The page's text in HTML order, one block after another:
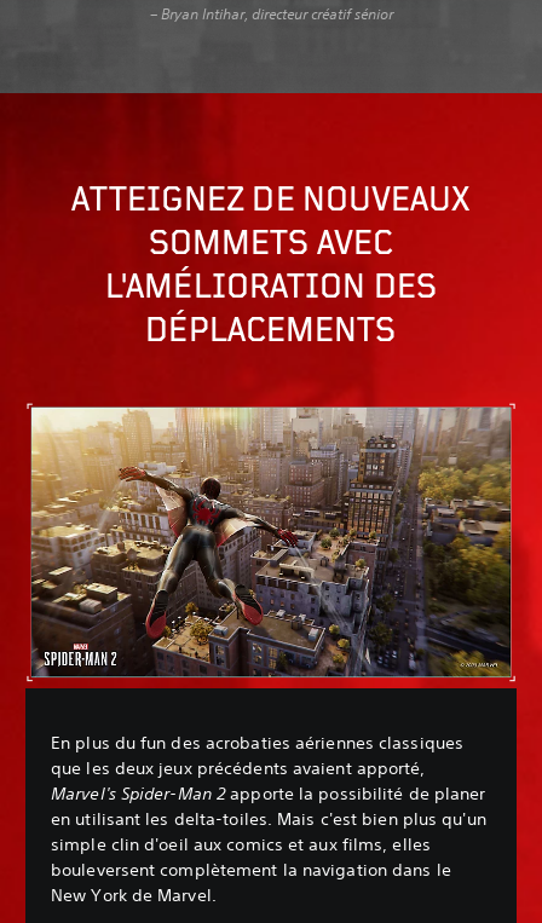
– Bryan Intihar, directeur créatif sénior
ATTEIGNEZ DE NOUVEAUX
SOMMETS AVEC
L'AMÉLIORATION DES
DÉPLACEMENTS
En plus du fun des acrobaties aériennes classiques
que les deux jeux précédents avaient apporté,
Marvel's Spider-Man 2apporte la possibilité de planer
en utilisant les delta-toiles. Mais c'est bien plus qu'un
simple clin d'oeil aux comics et aux films, elles
bouleversent complètement la navigation dans le
New York de Marvel.